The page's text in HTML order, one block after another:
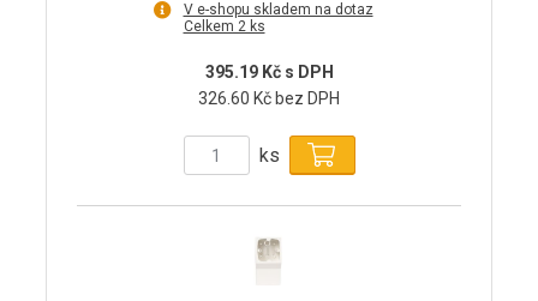
V e-shopu skladem na dotaz
Celkem 2 ks
395.19 Kč s DPH
326.60 Kč bez DPH
ks